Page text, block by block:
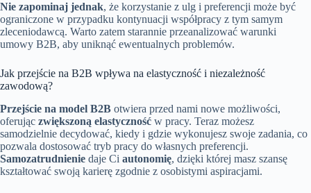
Nie zapominaj jednak, że korzystanie z ulg i preferencji może być
ograniczone w przypadku kontynuacji współpracy z tym samym
zleceniodawcą. Warto zatem starannie przeanalizować warunki
umowy B2B, aby uniknąć ewentualnych problemów.
Jak przejście na B2B wpływa na elastyczność i niezależność
zawodową?
Przejście na model B2B otwiera przed nami nowe możliwości,
oferując zwiększoną elastyczność w pracy. Teraz możesz
samodzielnie decydować, kiedy i gdzie wykonujesz swoje zadania, co
pozwala dostosować tryb pracy do własnych preferencji.
Samozatrudnienie daje Ci autonomię, dzięki której masz szansę
kształtować swoją karierę zgodnie z osobistymi aspiracjami.